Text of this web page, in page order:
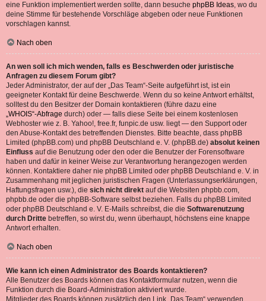
eine Funktion implementiert werden sollte, dann besuche phpBB Ideas, wo du
deine Stimme für bestehende Vorschläge abgeben oder neue Funktionen
vorschlagen kannst.
Nach oben
An wen soll ich mich wenden, falls es Beschwerden oder juristische
Anfragen zu diesem Forum gibt?
Jeder Administrator, der auf der „Das Team“-Seite aufgeführt ist, ist ein
geeigneter Kontakt für deine Beschwerde. Wenn du so keine Antwort erhältst,
solltest du den Besitzer der Domain kontaktieren (führe dazu eine
„WHOIS“-Abfrage durch) oder — falls diese Seite bei einem kostenlosen
Webhoster wie z. B. Yahoo!, free.fr, funpic.de usw. liegt — den Support oder
den Abuse-Kontakt des betreffenden Dienstes. Bitte beachte, dass phpBB
Limited (phpBB.com) und phpBB Deutschland e. V. (phpBB.de) absolut keinen
Einfluss auf die Benutzung oder den oder die Benutzer der Forensoftware
haben und dafür in keiner Weise zur Verantwortung herangezogen werden
können. Kontaktiere daher nie phpBB Limited oder phpBB Deutschland e. V. in
Zusammenhang mit jeglichen juristischen Fragen (Unterlassungserklärungen,
Haftungsfragen usw.), die sich nicht direkt auf die Websiten phpbb.com,
phpbb.de oder die phpBB-Software selbst beziehen. Falls du phpBB Limited
oder phpBB Deutschland e. V. E-Mails schreibst, die die Softwarenutzung
durch Dritte betreffen, so wirst du, wenn überhaupt, höchstens eine knappe
Antwort erhalten.
Nach oben
Wie kann ich einen Administrator des Boards kontaktieren?
Alle Benutzer des Boards können das Kontaktformular nutzen, wenn die
Funktion durch die Board-Administration aktiviert wurde.
Mitglieder des Boards können zusätzlich den Link „Das Team“ verwenden.